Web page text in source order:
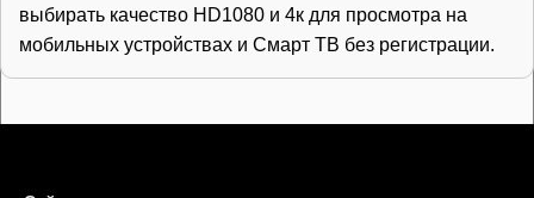
выбирать качество HD1080 и 4к для просмотра на
мобильных устройствах и Смарт ТВ без регистрации.